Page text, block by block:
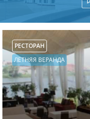
РЕСТОРАН
ЛЕТНЯЯ ВЕРАНДА